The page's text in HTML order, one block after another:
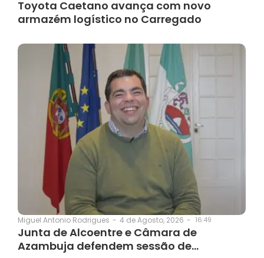
Toyota Caetano avança com novo
armazém logístico no Carregado
Miguel Antonio Rodrigues - 4 de Agosto, 2026 - 16:49
Junta de Alcoentre e Câmara de
Azambuja defendem sessão de…